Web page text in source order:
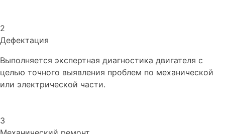
2
Дефектация
Выполняется экспертная диагностика двигателя с
целью точного выявления проблем по механической
или электрической части.
3